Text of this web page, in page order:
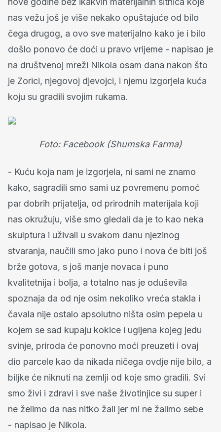
nas vežu još je više nekako opuštajuće od bilo
čega drugog, a ovo sve materijalno kako je i bilo
došlo ponovo će doći u pravo vrijeme - napisao je
na društvenoj mreži Nikola osam dana nakon što
je Zorici, njegovoj djevojci, i njemu izgorjela kuća
koju su gradili svojim rukama.
Foto: Facebook (Shumska Farma)
- Kuću koja nam je izgorjela, ni sami ne znamo
kako, sagradili smo sami uz povremenu pomoć
par dobrih prijatelja, od prirodnih materijala koji
nas okružuju, više smo gledali da je to kao neka
skulptura i uživali u svakom danu njezinog
stvaranja, naučili smo jako puno i nova će biti još
brže gotova, s još manje novaca i puno
kvalitetnija i bolja, a totalno nas je oduševila
spoznaja da od nje osim nekoliko vreća stakla i
čavala nije ostalo apsolutno ništa osim pepela u
kojem se sad kupaju kokice i ugljena kojeg jedu
svinje, priroda će ponovno moći preuzeti i ovaj
dio parcele kao da nikada ničega ovdje nije bilo, a
biljke će niknuti na zemlji od koje smo gradili. Svi
smo živi i zdravi i sve naše životinjice su super i
ne želimo da nas nitko žali jer mi ne žalimo sebe
- napisao je Nikola.